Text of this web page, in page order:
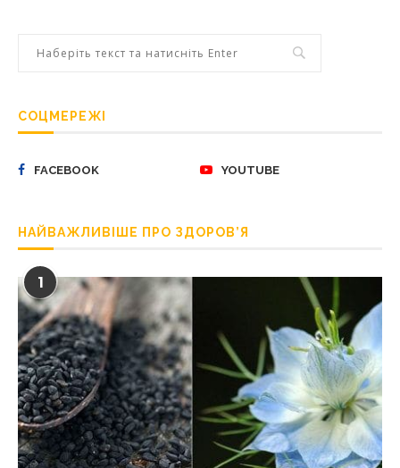
СОЦМЕРЕЖІ
FACEBOOK YOUTUBE
НАЙВАЖЛИВІШЕ ПРО ЗДОРОВ’Я
1